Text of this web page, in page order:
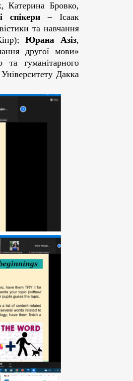
Катерина Бровко,
спікери – Ісаак
та навчання
Юрана Азіз,
другої мови»
та гуманітарного
Дакка